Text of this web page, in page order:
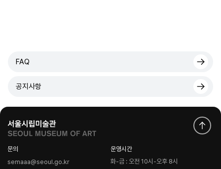
FAQ
공지사항
문의
semaaa@seoul.go.kr
운영시간
화-금 : 오전 10시-오후 8시